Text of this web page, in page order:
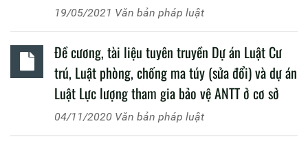
19/05/2021 Văn bản pháp luật
Đề cương, tài liệu tuyên truyền Dự án Luật Cư
trú, Luật phòng, chống ma túy (sửa đổi) và dự án
Luật Lực lượng tham gia bảo vệ ANTT ở cơ sở
04/11/2020 Văn bản pháp luật